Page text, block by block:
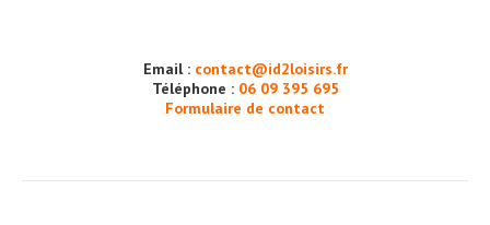
Email : contact@id2loisirs.fr
Téléphone : 06 09 395 695
Formulaire de contact